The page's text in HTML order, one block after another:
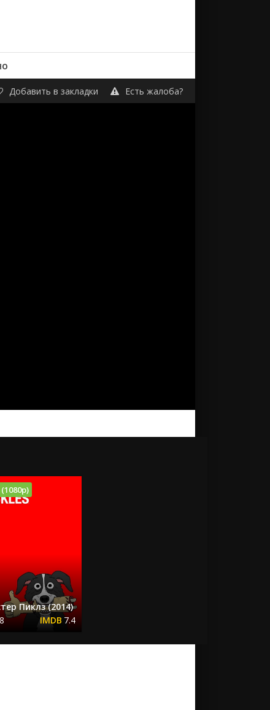
Добавить в закладки Есть жалоба?
(1080p)
Пиклз (2014)
7.4